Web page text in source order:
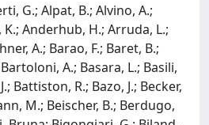
G.; Alpat, B.; Alvino, A.;
Anderhub, H.; Arruda, L.;
A.; Barao, F.; Baret, B.;
A.; Basara, L.; Basili,
Battiston, R.; Bazo, J.; Becker,
M.; Beischer, B.; Berdugo,